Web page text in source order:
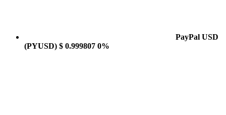
PayPal USD
(PYUSD) $ 0.999807 0%